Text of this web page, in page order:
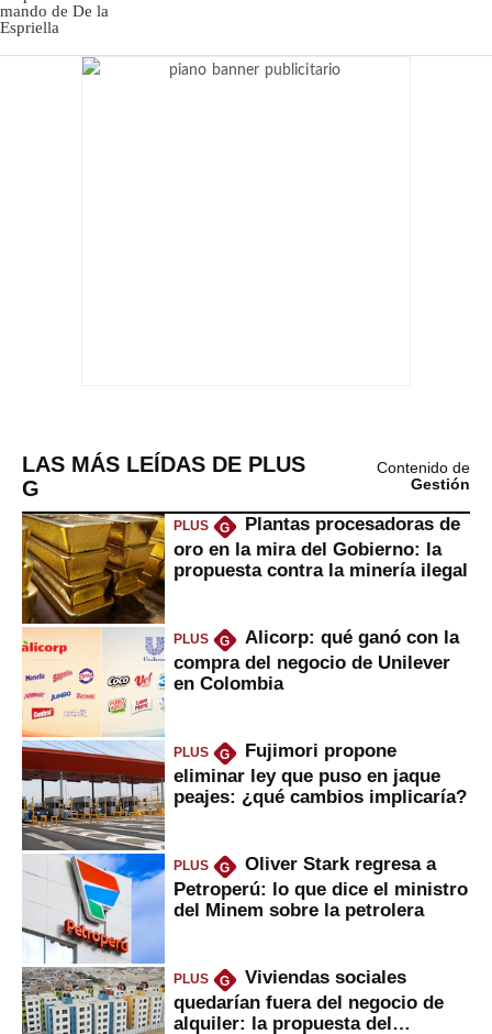
LAS MÁS LEÍDAS DE PLUS
G
Contenido de
Gestión
PLUS G
Plantas procesadoras de
oro en la mira del Gobierno: la
propuesta contra la minería ilegal
PLUS G
Alicorp: qué ganó con la
compra del negocio de Unilever
en Colombia
PLUS G
Fujimori propone
eliminar ley que puso en jaque
peajes: ¿qué cambios implicaría?
PLUS G
Oliver Stark regresa a
Petroperú: lo que dice el ministro
del Minem sobre la petrolera
PLUS G
Viviendas sociales
quedarían fuera del negocio de
alquiler: la propuesta del